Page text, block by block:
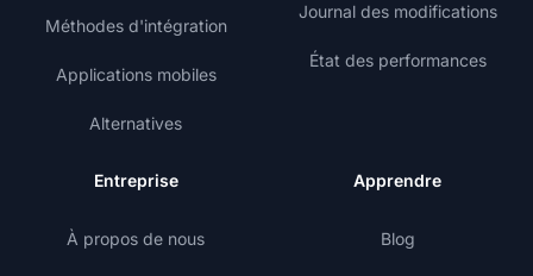
Méthodes d'intégration
Applications mobiles
Alternatives
Journal des modifications
État des performances
Entreprise
À propos de nous
Apprendre
Blog